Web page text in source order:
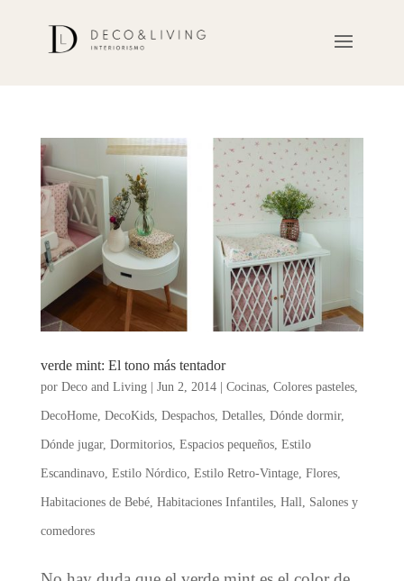
verde mint: El tono más tentador
por Deco and Living| Jun 2, 2014| Cocinas, Colores pasteles,
DecoHome, DecoKids, Despachos, Detalles, Dónde dormir,
Dónde jugar, Dormitorios, Espacios pequeños, Estilo
Escandinavo, Estilo Nórdico, Estilo Retro-Vintage, Flores,
Habitaciones de Bebé, Habitaciones Infantiles, Hall, Salones y
comedores